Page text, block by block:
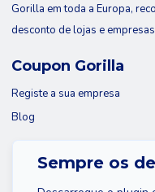
Sempre os
Gorilla em toda a Europa,
desconto de lojas e
Coupon Gorilla
Registe a sua empresa
Blog